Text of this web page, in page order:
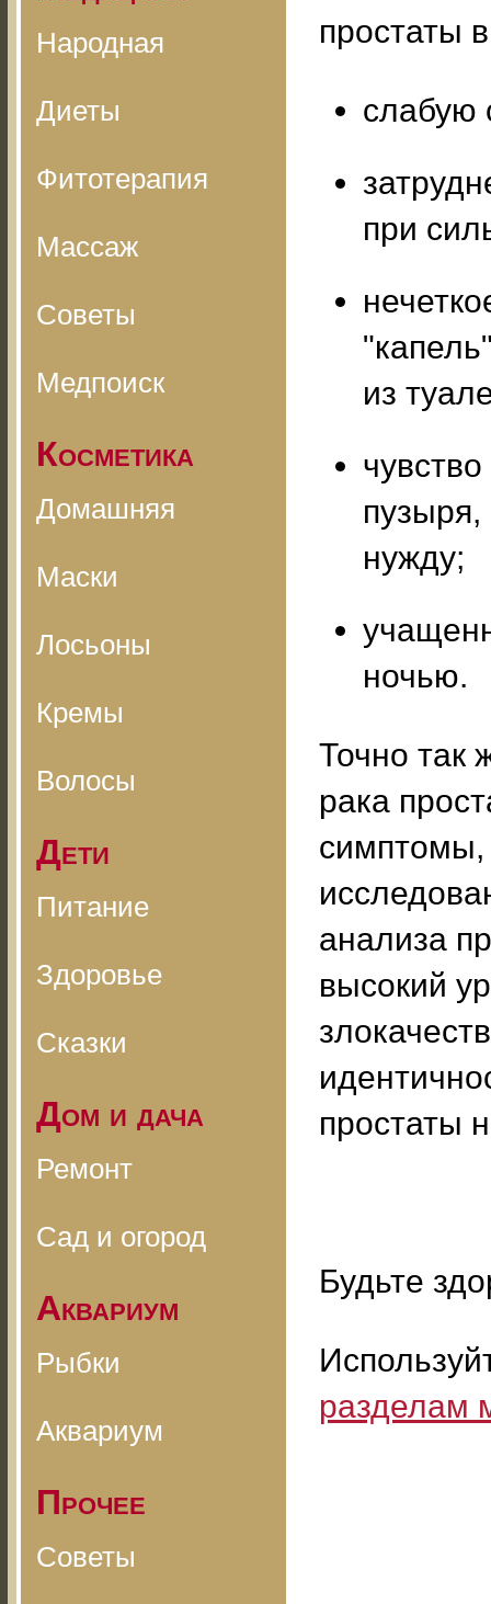
Народная
Диеты
Фитотерапия
Массаж
Советы
Медпоиск
Косметика
Домашняя
Маски
Лосьоны
Кремы
Волосы
Дети
Питание
Здоровье
Сказки
Дом и дача
Ремонт
Сад и огород
Аквариум
Рыбки
Аквариум
Прочее
Советы
простаты
слабую
при
из
нужду;
ночью.
Точно так
рака
симптомы,
анализа
высокий
простаты
Будьте
разделам